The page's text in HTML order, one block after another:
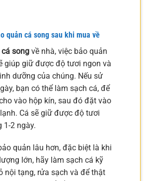
quản cá song sau khi mua về
cá song về nhà, việc bảo quản
giúp giữ được độ tươi ngon và
dưỡng của chúng. Nếu sử
bạn có thể làm sạch cá, để
vào hộp kín, sau đó đặt vào
Cá sẽ giữ được độ tươi
1-2 ngày.
quản lâu hơn, đặc biệt là khi
lớn, hãy làm sạch cá kỹ
nội tạng, rửa sạch và để thật